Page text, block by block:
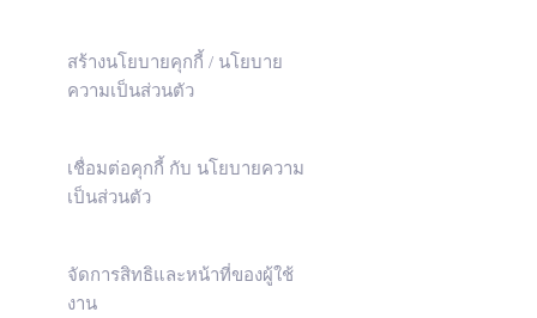
สร้างนโยบายคุกกี้ / นโยบาย
ความเป็นส่วนตัว
เชื่อมต่อคุกกี้ กับ นโยบายความ
เป็นส่วนตัว
จัดการสิทธิและหน้าที่ของผู้ใช้
งาน